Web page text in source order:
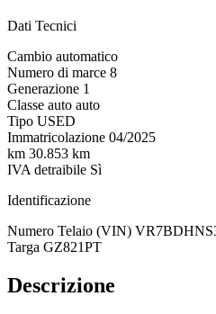
Dati Tecnici
Cambio automatico
Numero di marce 8
Generazione 1
Classe auto auto
Tipo USED
Immatricolazione 04/2025
km 30.853 km
IVA detraibile Sì
Identificazione
Numero Telaio (VIN)
Targa GZ821PT
Descrizione